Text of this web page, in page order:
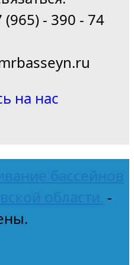
- 390 - 74
на нас
бассейнов
области. -